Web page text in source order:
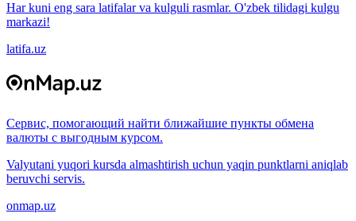
Har kuni eng sara latifalar va kulguli rasmlar. O'zbek tilidagi kulgu
markazi!
latifa.uz
Сервис, помогающий найти ближайшие пункты обмена
валюты с выгодным курсом.
Valyutani yuqori kursda almashtirish uchun yaqin punktlarni aniqlab
beruvchi servis.
onmap.uz